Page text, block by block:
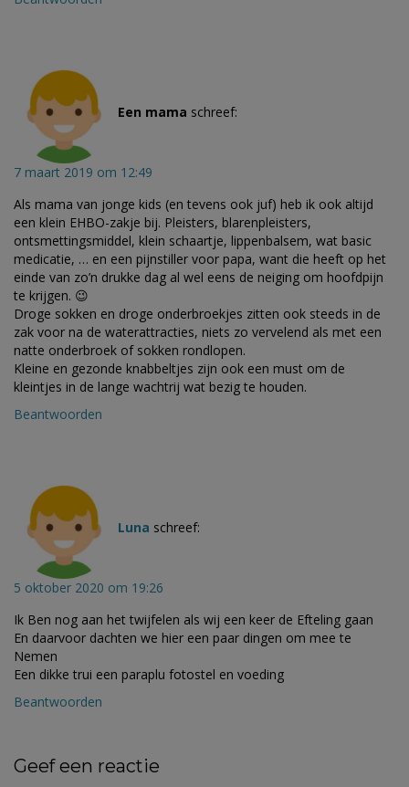
Een mama schreef:
7 maart 2019 om 12:49
Als mama van jonge kids (en tevens ook juf) heb ik ook altijd
een klein EHBO-zakje bij. Pleisters, blarenpleisters,
ontsmettingsmiddel, klein schaartje, lippenbalsem, wat basic
medicatie, … en een pijnstiller voor papa, want die heeft op het
einde van zo’n drukke dag al wel eens de neiging om hoofdpijn
te krijgen. 😉
Droge sokken en droge onderbroekjes zitten ook steeds in de
zak voor na de waterattracties, niets zo vervelend als met een
natte onderbroek of sokken rondlopen.
Kleine en gezonde knabbeltjes zijn ook een must om de
kleintjes in de lange wachtrij wat bezig te houden.
Beantwoorden
Luna schreef:
5 oktober 2020 om 19:26
Ik Ben nog aan het twijfelen als wij een keer de Efteling gaan
En daarvoor dachten we hier een paar dingen om mee te
Nemen
Een dikke trui een paraplu fotostel en voeding
Beantwoorden
Geef een reactie